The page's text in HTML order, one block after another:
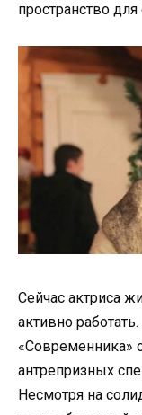
пространство
Сейчас актриса
активно
«Современника»
антрепризных
Несмотря на